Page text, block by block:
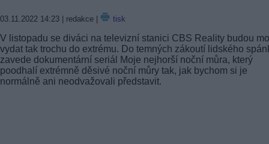
03.11.2022 14:23 | redakce | tisk
V listopadu se diváci na televizní stanici CBS Reality budou
vydat tak trochu do extrému. Do temných zákoutí lidského
zavede dokumentární seriál Moje nejhorší noční můra, který
poodhalí extrémně děsivé noční můry tak, jak bychom si je
normálně ani neodvažovali představit.